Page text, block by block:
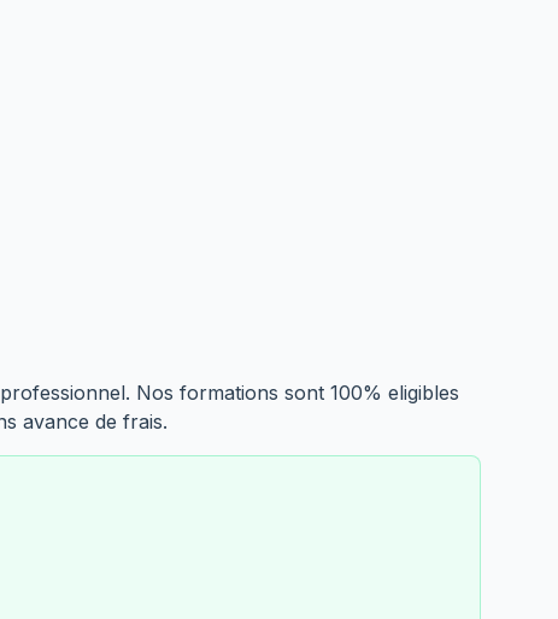
Nos formations sont 100% eligibles
avance de frais.